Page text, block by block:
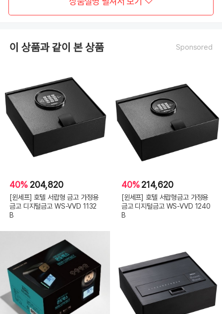
상품설명 펼쳐서 보기
이 상품과 같이 본 상품 Sponsored
40% 204,820
[윈세프] 호텔 서랍형 금고 가정용
금고 디지털금고 WS-VVD 1132
B
40%214,620
[윈세프] 호텔 서랍형금고 가정용
금고 디지털금고 WS-VVD 1240
B